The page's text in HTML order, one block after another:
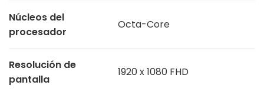
Núcleos del
procesador
Octa-Core
Resolución de
pantalla
1920 x 1080 FHD